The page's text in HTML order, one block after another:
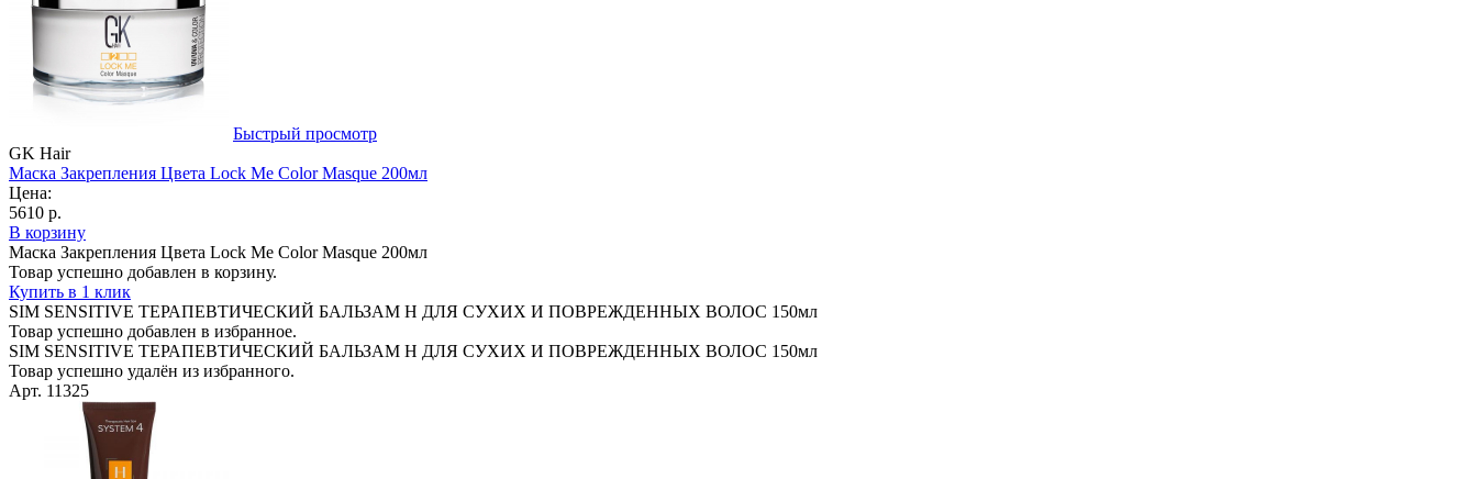
Быстрый просмотр
GK Hair
Маска Закрепления Цвета Lock Me Color Masque 200мл
Цена:
5610 р.
В корзину
Маска Закрепления Цвета Lock Me Color Masque 200мл
Товар успешно добавлен в корзину.
Купить в 1 клик
SIM SENSITIVE ТЕРАПЕВТИЧЕСКИЙ БАЛЬЗАМ Н ДЛЯ СУХИХ И ПОВРЕЖДЕННЫХ ВОЛОС 150мл
Товар успешно добавлен в избранное.
SIM SENSITIVE ТЕРАПЕВТИЧЕСКИЙ БАЛЬЗАМ Н ДЛЯ СУХИХ И ПОВРЕЖДЕННЫХ ВОЛОС 150мл
Товар успешно удалён из избранного.
Арт. 11325